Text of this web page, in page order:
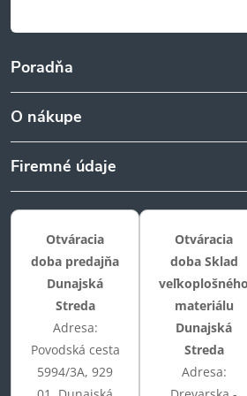
Poradňa
O nákupe
Firemné údaje
Otváracia
doba predajňa
Dunajská
Streda
Adresa:
Povodská cesta
5994/3A, 929
Otváracia
doba Sklad
veľkoplošného
materiálu
Dunajská
Streda
Adresa: